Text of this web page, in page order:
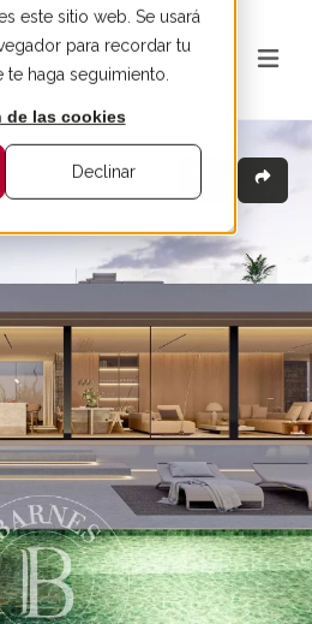
este sitio web. Se usará
para recordar tu
haga seguimiento.
de las cookies
Declinar